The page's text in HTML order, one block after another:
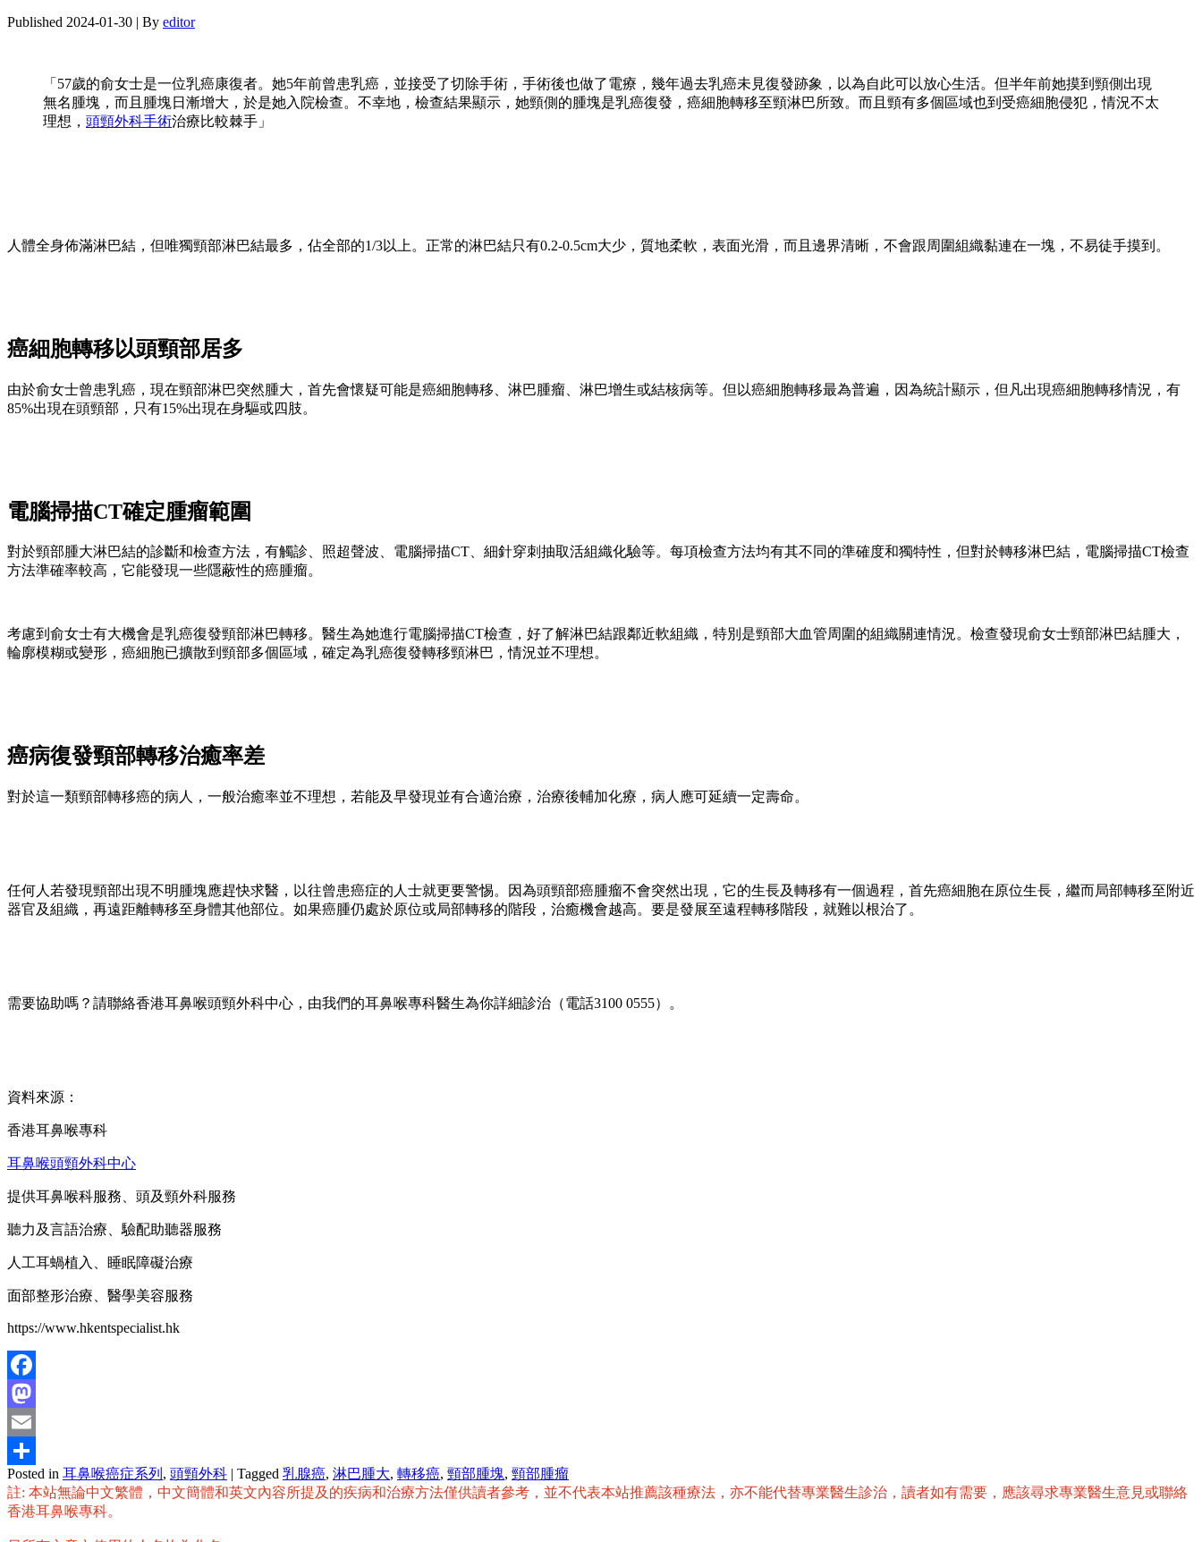
Published 2024-01-30 | By editor
「57歲的俞女士是一位乳癌康復者。她5年前曾患乳癌，並接受了切除手術，手術後也做了電療，幾年過去乳癌未見復發跡象，以為自此可以放心生活。但半年前她摸到頸側出現
無名腫塊，而且腫塊日漸增大，於是她入院檢查。不幸地，檢查結果顯示，她頸側的腫塊是乳癌復發，癌細胞轉移至頸淋巴所致。而且頸有多個區域也到受癌細胞侵犯，情況不太
理想， 頭頸外科手術治療比較棘手」
人體全身佈滿淋巴結，但唯獨頸部淋巴結最多，佔全部的1/3以上。正常的淋巴結只有0.2-0.5cm大少，質地柔軟，表面光滑，而且邊界清晰，不會跟周圍組織黏連在一塊，不易徒手摸到。
癌細胞轉移以頭頸部居多
由於俞女士曾患乳癌，現在頸部淋巴突然腫大，首先會懷疑可能是癌細胞轉移、淋巴腫瘤、淋巴增生或結核病等。但以癌細胞轉移最為普遍，因為統計顯示，但凡出現癌細胞轉移情況，有
85%出現在頭頸部，只有15%出現在身驅或四肢。
電腦掃描CT確定腫瘤範圍
對於頸部腫大淋巴結的診斷和檢查方法，有觸診、照超聲波、電腦掃描CT、細針穿刺抽取活組織化驗等。每項檢查方法均有其不同的準確度和獨特性，但對於轉移淋巴結，電腦掃描CT檢查
方法準確率較高，它能發現一些隱蔽性的癌腫瘤。
考慮到俞女士有大機會是乳癌復發頸部淋巴轉移。醫生為她進行電腦掃描CT檢查，好了解淋巴結跟鄰近軟組織，特別是頸部大血管周圍的組織關連情況。檢查發現俞女士頸部淋巴結腫大，
輪廓模糊或變形，癌細胞已擴散到頸部多個區域，確定為乳癌復發轉移頸淋巴，情況並不理想。
癌病復發頸部轉移治癒率差
對於這一類頸部轉移癌的病人，一般治癒率並不理想，若能及早發現並有合適治療，治療後輔加化療，病人應可延續一定壽命。
任何人若發現頸部出現不明腫塊應趕快求醫，以往曾患癌症的人士就更要警惕。因為頭頸部癌腫瘤不會突然出現，它的生長及轉移有一個過程，首先癌細胞在原位生長，繼而局部轉移至附近
器官及組織，再遠距離轉移至身體其他部位。如果癌腫仍處於原位或局部轉移的階段，治癒機會越高。要是發展至遠程轉移階段，就難以根治了。
需要協助嗎？請聯絡香港耳鼻喉頭頸外科中心，由我們的耳鼻喉專科醫生為你詳細診治（電話3100 0555）。
資料來源：
香港耳鼻喉專科
耳鼻喉頭頸外科中心
提供耳鼻喉科服務、頭及頸外科服務
聽力及言語治療、驗配助聽器服務
人工耳蝸植入、睡眠障礙治療
面部整形治療、醫學美容服務
https://www.hkentspecialist.hk
Facebook
Mastodon
Email
分
享
Posted in 耳鼻喉癌症系列 , 頭頸外科 | Tagged 乳腺癌, 淋巴腫大, 轉移癌, 頸部腫塊, 頸部腫瘤
註: 本站無論中文繁體，中文簡體和英文內容所提及的疾病和治療方法僅供讀者參考，並不代表本站推薦該種療法，亦不能代替專業醫生診治，讀者如有需要，應該尋求專業醫生意見或聯絡
香港耳鼻喉專科。